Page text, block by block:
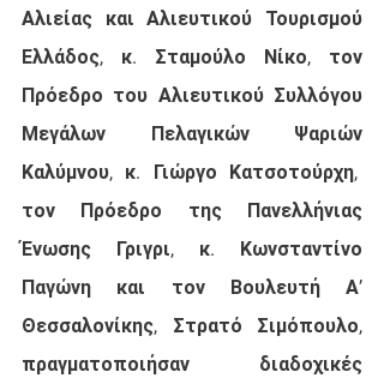
Αλιείας και Αλιευτικού Τουρισμού
Ελλάδος, κ. Σταμούλο Νίκο, τον
Πρόεδρο του Αλιευτικού Συλλόγου
Μεγάλων Πελαγικών Ψαριών
Καλύμνου, κ. Γιώργο Κατσοτούρχη,
τον Πρόεδρο της Πανελλήνιας
Ένωσης Γριγρι, κ. Κωνσταντίνο
Παγώνη και τον Βουλευτή Α’
Θεσσαλονίκης, Στρατό Σιμόπουλο,
πραγματοποιήσαν διαδοχικές